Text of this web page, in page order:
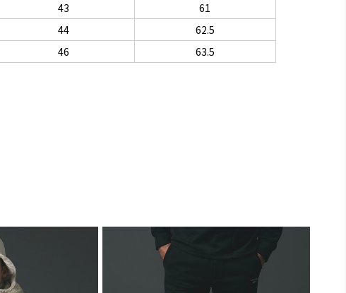
43
61
44
62.5
46 63.5